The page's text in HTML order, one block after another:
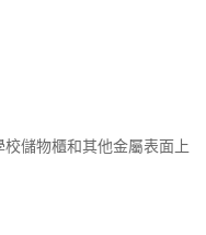
儲物櫃和其他金屬表面上